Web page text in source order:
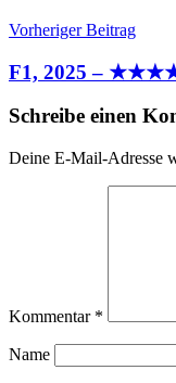
Vorheriger Beitrag
F1, 2025 –
Schreibe einen
Deine E-Mail-Adresse
Kommentar *
Name